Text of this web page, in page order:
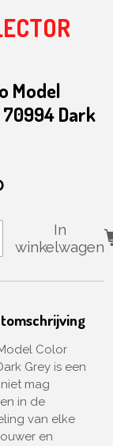
Model
Dark
In
winkelwagen
Color
Grey is een
mag
in de
van elke
en